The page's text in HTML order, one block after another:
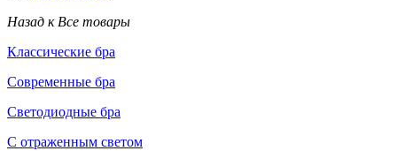
Назад к Все товары
Классические бра
Современные бра
Светодиодные бра
С отраженным светом